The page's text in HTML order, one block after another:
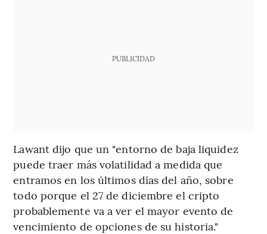
PUBLICIDAD
Lawant dijo que un "entorno de baja liquidez
puede traer más volatilidad a medida que
entramos en los últimos días del año, sobre
todo porque el 27 de diciembre el cripto
probablemente va a ver el mayor evento de
vencimiento de opciones de su historia."